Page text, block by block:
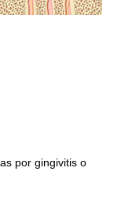
por gingivitis o